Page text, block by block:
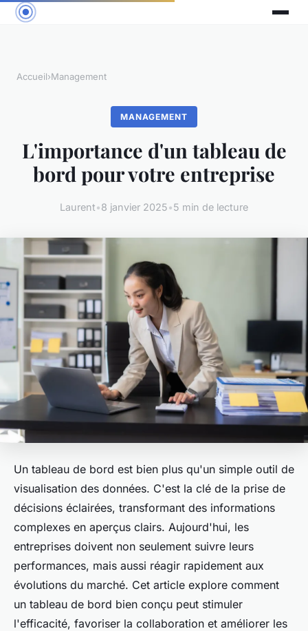
Accueil›Management
MANAGEMENT
L'importance d'un tableau de
bord pour votre entreprise
Laurent•8 janvier 2025•5 min de lecture
Un tableau de bord est bien plus qu'un simple outil de
visualisation des données. C'est la clé de la prise de
décisions éclairées, transformant des informations
complexes en aperçus clairs. Aujourd'hui, les
entreprises doivent non seulement suivre leurs
performances, mais aussi réagir rapidement aux
évolutions du marché. Cet article explore comment
un tableau de bord bien conçu peut stimuler
l'efficacité, favoriser la collaboration et améliorer les